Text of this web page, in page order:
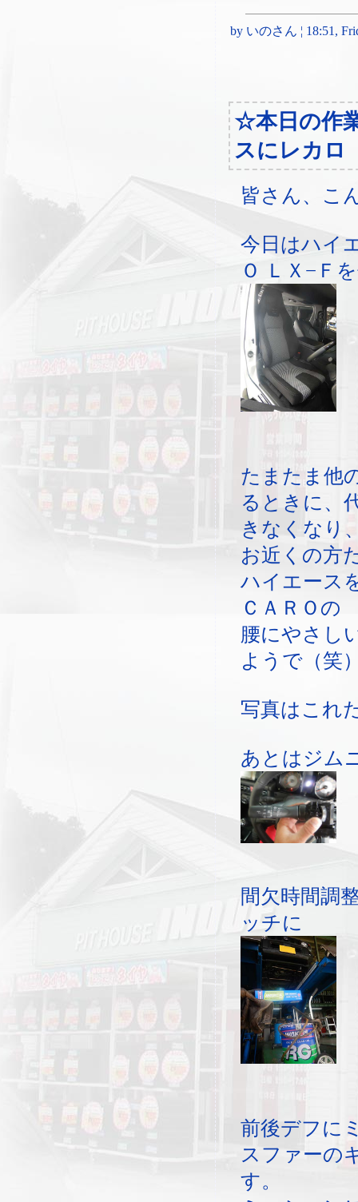
by いのさん ¦ 18:51,
☆本日の作
スにレカロ
皆さん、こ
今日はハイ
Ｏ ＬＸ−Ｆ
たまたま他
るときに、
きなくなり
お近くの方
ハイエース
ＣＡＲＯの
腰にやさし
ようで（笑
写真はこれ
あとはジム
間欠時間調
ッチに
前後デフに
スファーの
す。